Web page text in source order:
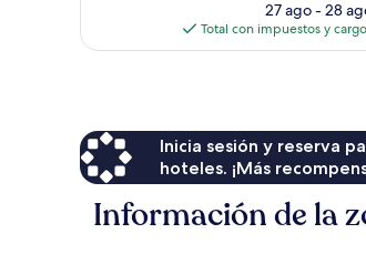
precio
actual
es
27 ago - 28
Total con impuestos y
Inicia sesión y reserva
hoteles. ¡Más
Información de la